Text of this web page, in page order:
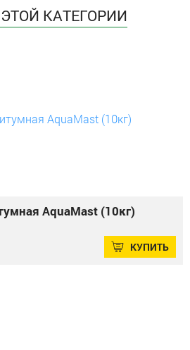
КАТЕГОРИИ
AquaMast (10кг)
КУПИТЬ